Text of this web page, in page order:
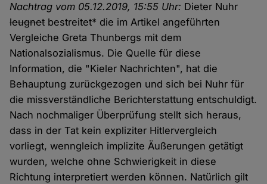
Nachtrag vom 05.12.2019, 15:55 Uhr: Dieter Nuhr
leugnet bestreitet* die im Artikel angeführten
Vergleiche Greta Thunbergs mit dem
Nationalsozialismus. Die Quelle für diese
Information, die "Kieler Nachrichten", hat die
Behauptung zurückgezogen und sich bei Nuhr für
die missverständliche Berichterstattung entschuldigt.
Nach nochmaliger Überprüfung stellt sich heraus,
dass in der Tat kein expliziter Hitlervergleich
vorliegt, wenngleich implizite Äußerungen getätigt
wurden, welche ohne Schwierigkeit in diese
Richtung interpretiert werden können. Natürlich gilt